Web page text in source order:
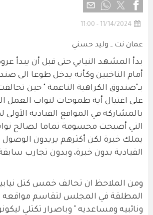
11/14/2024 - 11:00
عمان نت ــ وليد حسني
بدأ المشهد النيابي حتى قبل أن يبدأ
أمام الناخبين وكأنه يدخل طوعا الى
بــ"صندوق الكراهية الناعمة " حين
على اغتيال أية طموحات لنواب العمل
بالمشاركة في المواقع القيادية
التي أصبحت محسومة تماما لصالح
يملك خبرة لكن أكثرهم يريدون الوصول
القيادية بدون خبرة، وبدون تجارب
ومن الملاحظ ان تحالف خمس كتل
المطلقة في المجلس لتقاسم مواقعه
ونائبيه ومساعديه " وباصرار تكتلي